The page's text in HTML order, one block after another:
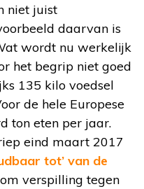
niet juist
daarvan is
wordt nu werkelijk
het begrip niet goed
135 kilo voedsel
de hele Europese
ton eten per jaar.
eind maart 2017
tot’ van de
verspilling tegen